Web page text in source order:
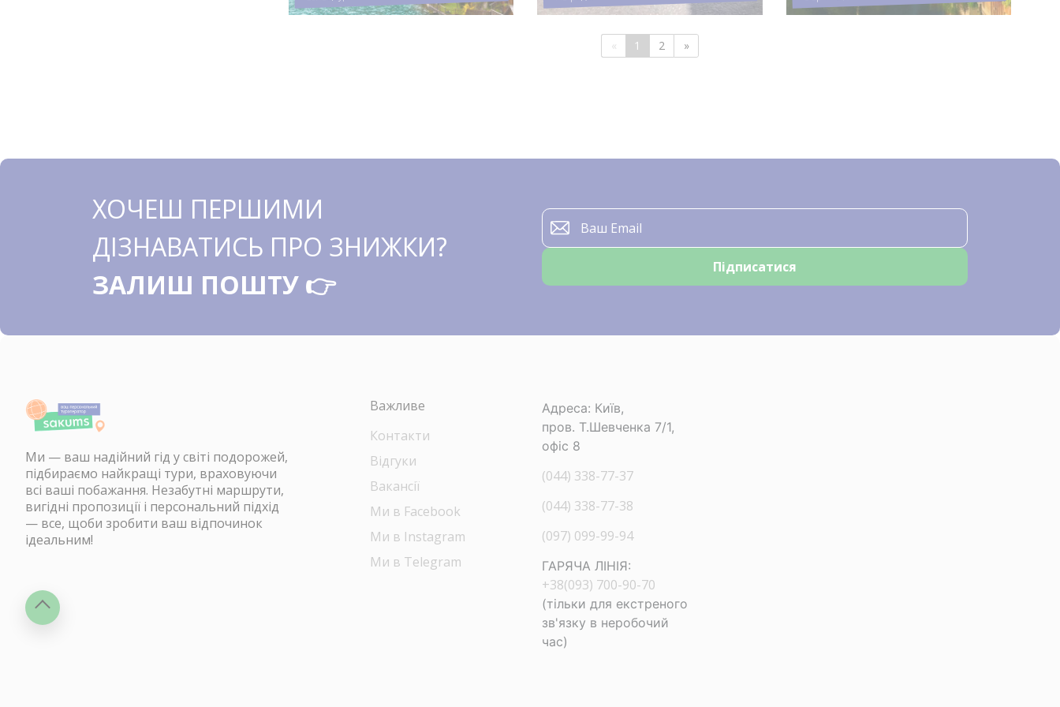
« 1 2 »
ХОЧЕШ ПЕРШИМИ
ДІЗНАВАТИСЬ ПРО ЗНИЖКИ?
ЗАЛИШ ПОШТУ 👉
Ми — ваш надійний гід у світі подорожей,
підбираємо найкращі тури, враховуючи
всі ваші побажання. Незабутні маршрути,
вигідні пропозиції і персональний підхід
— все, щоби зробити ваш відпочинок
ідеальним!
Важливе
Контакти
Відгуки
Вакансії
Ми в Facebook
Ми в Instagram
Ми в Telegram
Адреса: Київ,
пров. Т.Шевченка 7/1,
офіс 8
(044) 338-77-37
(044) 338-77-38
(097) 099-99-94
ГАРЯЧА ЛІНІЯ:
+38(093) 700-90-70
(тільки для екстреного
зв'язку в неробочий
час)